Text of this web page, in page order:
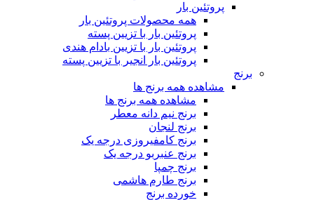
پروتئین بار
همه محصولات پروتئین بار
پروتئین بار با تزیین پسته
پروتئین بار با تزیین بادام هندی
پروتئین بار انجیر با تزیین پسته
برنج
مشاهده همه برنج ها
مشاهده همه برنج ها
برنج نیم دانه معطر
برنج لنجان
برنج کامفیروزی درجه یک
برنج عنبربو درجه یک
برنج چمپا
برنج طارم هاشمی
خورده برنج